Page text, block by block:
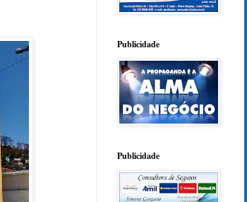
Publicidade
Publicidade